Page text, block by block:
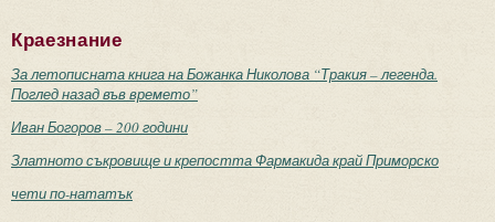
Краезнание
За летописната книга на Божанка Николова “Тракия – легенда.
Поглед назад във времето”
Иван Богоров – 200 години
Златното съкровище и крепостта Фармакида край Приморско
чети по-нататък